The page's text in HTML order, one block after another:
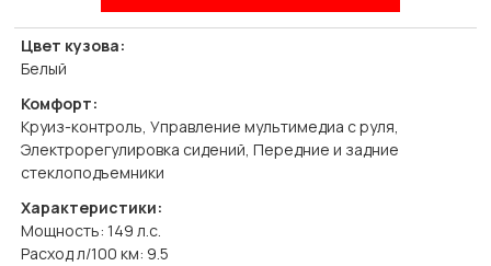
Цвет кузова:
Белый
Комфорт:
Круиз-контроль, Управление мультимедиа с руля,
Электрорегулировка сидений, Передние и задние
стеклоподъемники
Характеристики:
Мощность: 149 л.с.
Расход л/100 км: 9.5